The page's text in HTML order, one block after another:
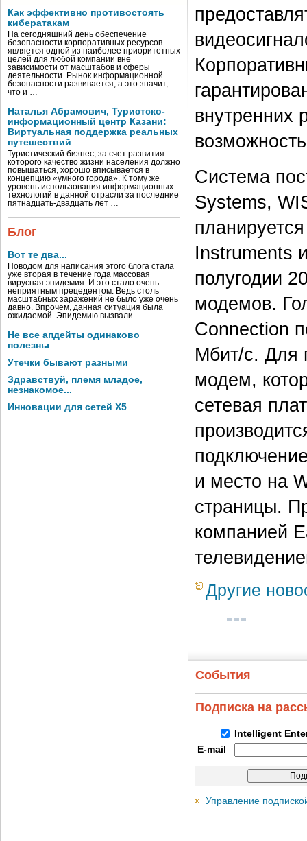
Как эффективно противостоять
кибератакам
На сегодняшний день обеспечение
безопасности корпоративных ресурсов
является одной из наиболее приоритетных
целей для любой компании вне
зависимости от масштабов и сферы
деятельности. Рынок информационной
безопасности развивается, а это значит,
что и …
Наталья Абрамович, Туристско-
информационный центр Казани:
Виртуальная поддержка реальных
путешествий
Туристический бизнес, за счет развития
которого качество жизни населения должно
повышаться, хорошо вписывается в
концепцию «умного города». К тому же
уровень использования информационных
технологий в данной отрасли за последние
пятнадцать-двадцать лет …
Блог
Вот те два...
Поводом для написания этого блога стала
уже вторая в течение года массовая
вирусная эпидемия. И это стало очень
неприятным прецедентом. Ведь столь
масштабных заражений не было уже очень
давно. Впрочем, данная ситуация была
ожидаемой. Эпидемию вызвали …
Не все апдейты одинаково
полезны
Утечки бывают разными
Здравствуй, племя младое,
незнакомое...
Инновации для сетей X5
внутренних
Система
Systems,
Instruments
полугодии
модемов.
Connection
Мбит/с. Для
модем,
сетевая
и место на
страницы.
компанией
Другие
События
Подписка на
Intelligent
E-mail
Управление